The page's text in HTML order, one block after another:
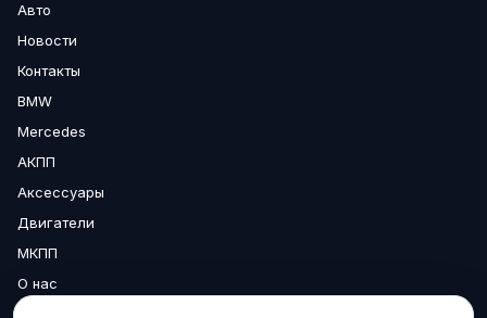
Авто
Новости
Контакты
BMW
Mercedes
АКПП
Аксессуары
Двигатели
МКПП
О нас